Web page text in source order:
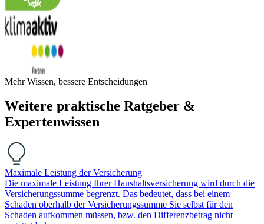
Mehr Wissen, bessere Entscheidungen
Weitere praktische Ratgeber &
Expertenwissen
Maximale Leistung der Versicherung
Die maximale Leistung Ihrer Haushaltsversicherung wird durch die
Versicherungssumme begrenzt. Das bedeutet, dass bei einem
Schaden oberhalb der Versicherungssumme Sie selbst für den
Schaden aufkommen müssen, bzw. den Differenzbetrag nicht